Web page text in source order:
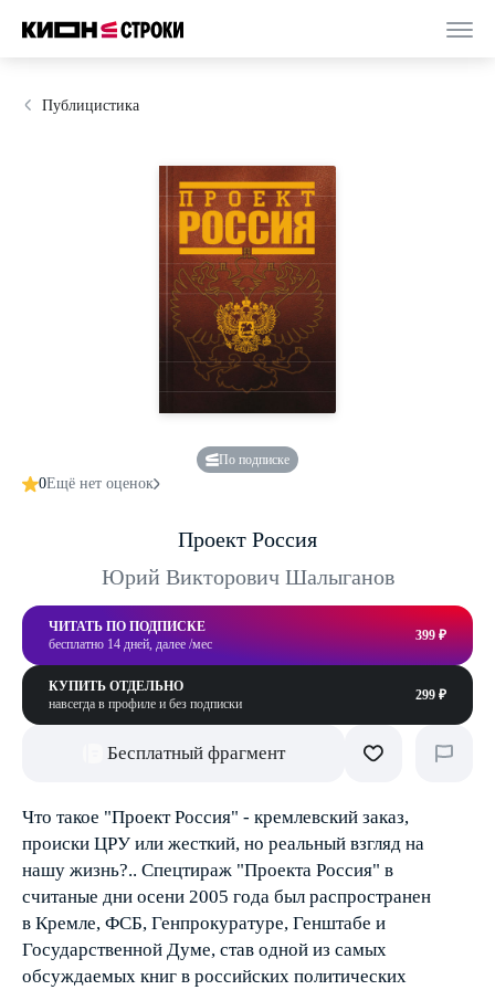
Публицистика
По подписке
0Ещё нет оценок
Проект Россия
Юрий Викторович Шалыганов
ЧИТАТЬ ПО ПОДПИСКЕ
бесплатно 14 дней, далее /мес
399 ₽
КУПИТЬ ОТДЕЛЬНО
навсегда в профиле и без подписки
299 ₽
Бесплатный фрагмент
Что такое "Проект Россия" - кремлевский заказ,
происки ЦРУ или жесткий, но реальный взгляд на
нашу жизнь?.. Спецтираж "Проекта Россия" в
считаные дни осени 2005 года был распространен
в Кремле, ФСБ, Генпрокуратуре, Генштабе и
Государственной Думе, став одной из самых
обсуждаемых книг в российских политических